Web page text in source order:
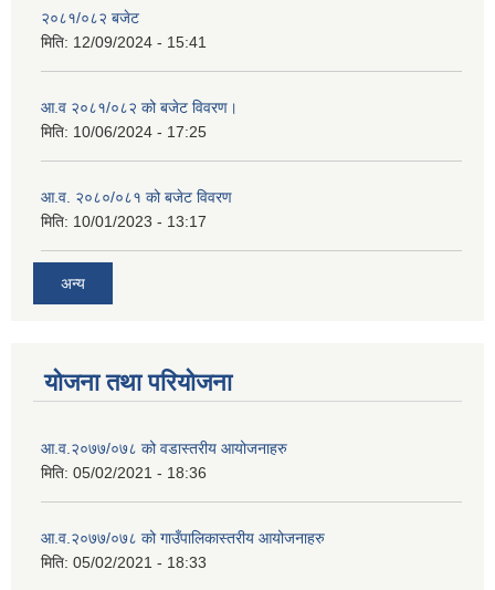
२०८१/०८२ बजेट
मिति: 12/09/2024 - 15:41
आ.व २०८१/०८२ को बजेट विवरण।
मिति: 10/06/2024 - 17:25
आ.व. २०८०/०८१ को बजेट विवरण
मिति: 10/01/2023 - 13:17
अन्य
योजना तथा परियोजना
आ.व.२०७७/०७८ को वडास्तरीय आयोजनाहरु
मिति: 05/02/2021 - 18:36
आ.व.२०७७/०७८ को गाउँपालिकास्तरीय आयोजनाहरु
मिति: 05/02/2021 - 18:33